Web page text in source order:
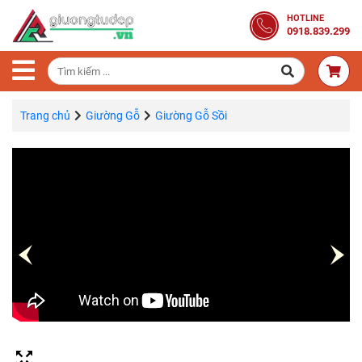
HOTLINE
0918.839.299
Trang
Chủ
Combo
Phòng
Ngủ
Nhiên
Trang
Trang chủ Giường Gỗ Giường Gỗ Sồi